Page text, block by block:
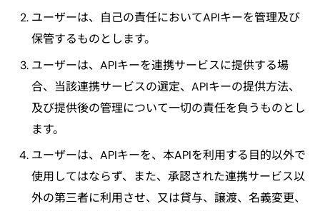
ユーザーは、自己の責任においてAPIキーを管理及び
保管するものとします。
ユーザーは、APIキーを連携サービスに提供する場
合、当該連携サービスの選定、APIキーの提供方法、
及び提供後の管理について一切の責任を負うものとし
ます。
ユーザーは、APIキーを、本APIを利用する目的以外で
使用してはならず、また、承認された連携サービス以
外の第三者に利用させ、又は貸与、譲渡、名義変更、